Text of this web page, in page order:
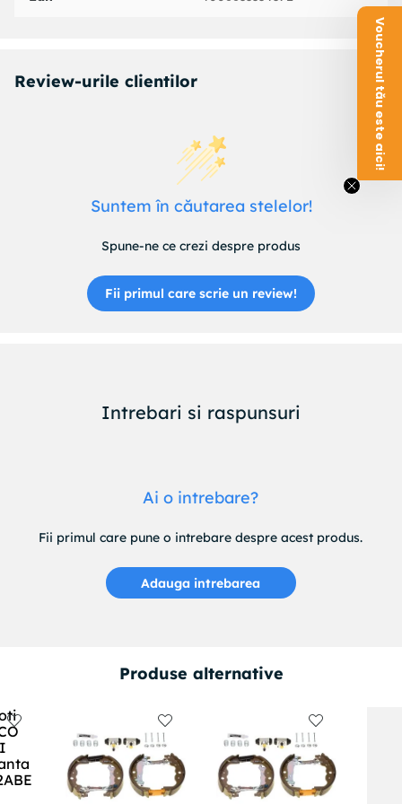
Review-urile clientilor
Suntem în căutarea stelelor!
Spune-ne ce crezi despre produs
Fii primul care scrie un review!
Intrebari si raspunsuri
Ai o intrebare?
Fii primul care pune o intrebare despre acest produs.
Adauga intrebarea
Produse alternative
Voucherul tău este aici!